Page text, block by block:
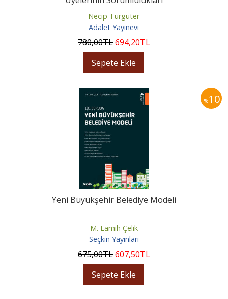
Necip Turguter
Adalet Yayınevi
780,00TL694,20TL
Sepete Ekle
%10
Yeni Büyükşehir Belediye Modeli
M. Lamih Çelik
Seçkin Yayınları
675,00TL607,50TL
Sepete Ekle